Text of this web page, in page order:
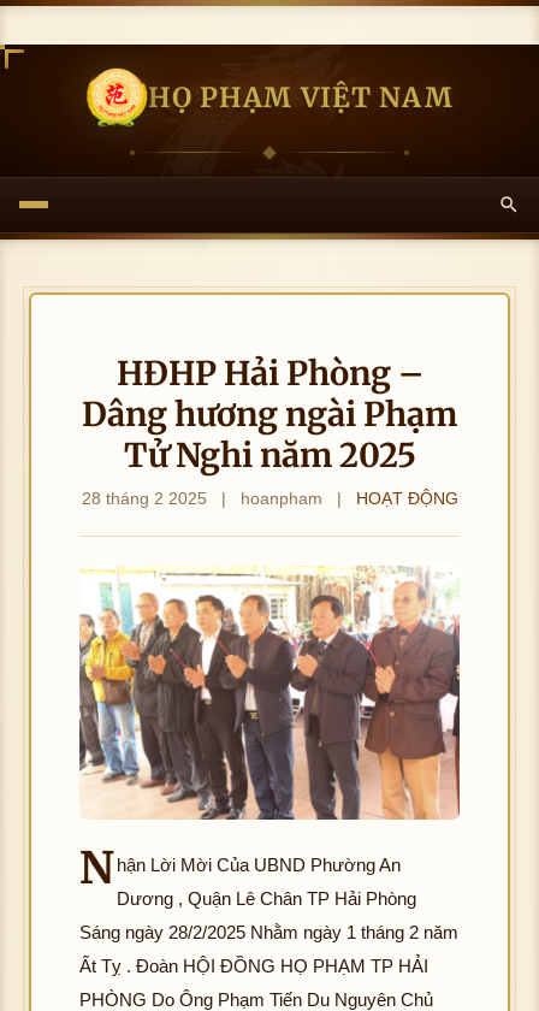
HỌ PHẠM VIỆT NAM
HĐHP Hải Phòng –
Dâng hương ngài Phạm
Tử Nghi năm 2025
28 tháng 2 2025 | hoanpham | HOẠT ĐỘNG
Nhận Lời Mời Của UBND Phường An
Dương , Quận Lê Chân TP Hải Phòng
Sáng ngày 28/2/2025 Nhằm ngày 1 tháng 2 năm
Ất Tỵ . Đoàn HỘI ĐỒNG HỌ PHẠM TP HẢI
PHÒNG Do Ông Phạm Tiến Du Nguyên Chủ